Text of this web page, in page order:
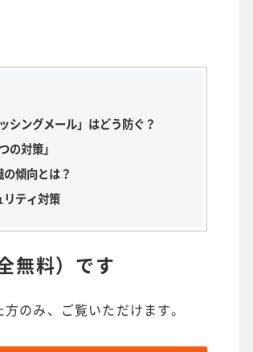
シングメール」はどう防ぐ？
の対策」
傾向とは？
リティ対策
無料）です
のみ、ご覧いただけます。